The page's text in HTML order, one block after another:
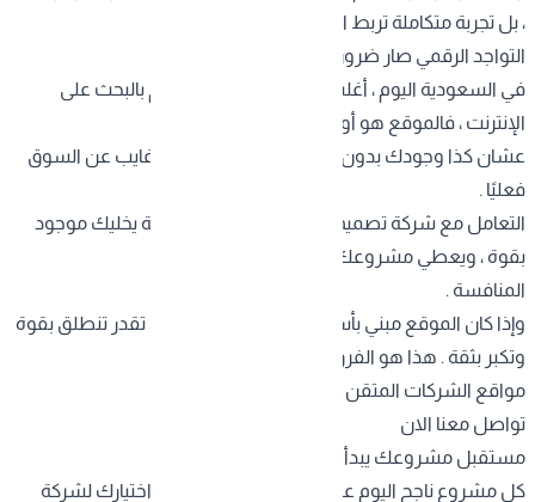
، بل تجربة متكاملة تربط العميل بمشروعك .
التواجد الرقمي صار ضرورة
في السعودية اليوم ، أغلب العملاء يبدؤون رحلتهم بالبحث على
الإنترنت ، فالموقع هو أول مكان يلقونك فيه .
عشان كذا وجودك بدون موقع احترافي يعني إنك غايب عن السوق
فعليًا .
التعامل مع شركة تصميم مواقع السعودية
محترفة يخليك موجود
بقوة ، ويعطي مشروعك صورة عصرية تواكب
المنافسة .
وإذا كان الموقع مبني بأسلوب احترافي من البداية ، تقدر تنطلق بقوة
وتكبر بثقة . هذا هو الفرق اللي يصنعه تصميم
مواقع الشركات المتقن .
تواصل معنا الان
مستقبل مشروعك يبدأ من موقعك
كل مشروع ناجح اليوم عنده موقع قوي يعبر عنه . اختيارك لشركة